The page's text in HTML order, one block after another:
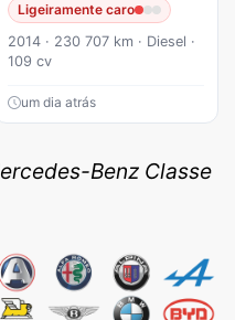
Ligeiramente caro
2014 · 230 707 km · Diesel ·
109 cv
um dia atrás
Benz Classe